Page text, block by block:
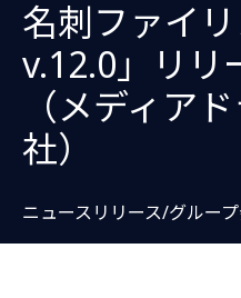
名刺ファイ
v.12.0」リリ
（メディア
社）
ニュースリリース/グルー